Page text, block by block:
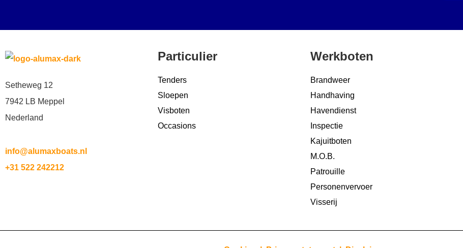
Setheweg 12
7942 LB Meppel
Nederland
info@alumaxboats.nl
+31 522 242212
Particulier
Tenders
Sloepen
Visboten
Occasions
Werkboten
Brandweer
Handhaving
Havendienst
Inspectie
Kajuitboten
M.O.B.
Patrouille
Personenvervoer
Visserij